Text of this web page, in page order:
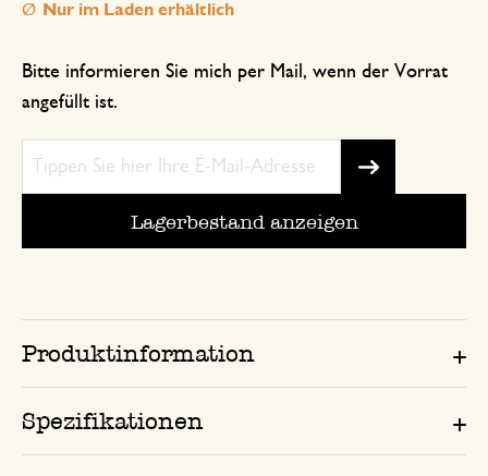
Bitte informieren Sie mich per Mail, wenn der Vorrat
angefüllt ist.
Lagerbestand anzeigen
Nur im Laden erhältlich
Produktinformation
Spezifikationen